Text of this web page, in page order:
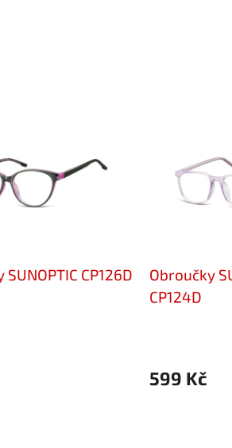
CP126D
Obroučky
CP124D
599 Kč